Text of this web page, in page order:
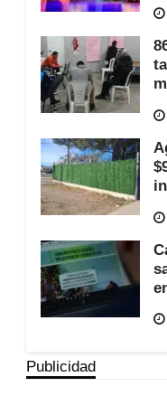
Publicidad